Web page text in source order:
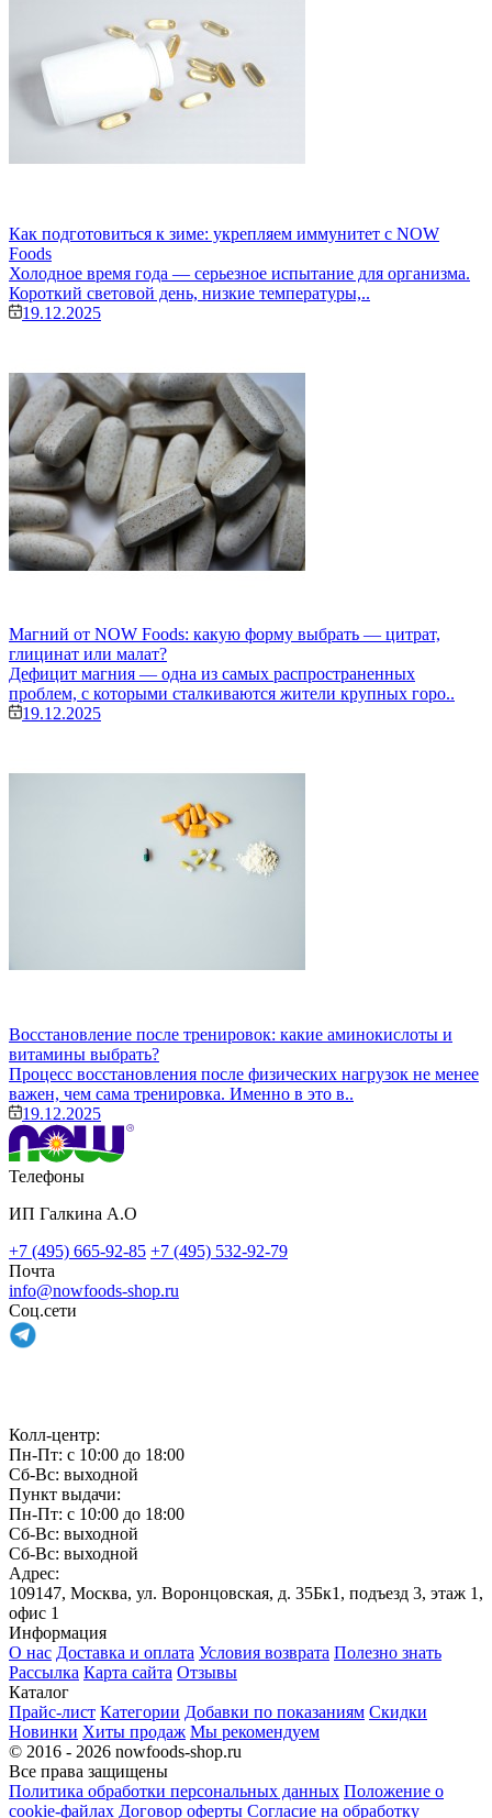
Как подготовиться к зиме: укрепляем иммунитет с NOW
Foods
Холодное время года — серьезное испытание для организма.
Короткий световой день, низкие температуры,..
19.12.2025
Магний от NOW Foods: какую форму выбрать — цитрат,
глицинат или малат?
Дефицит магния — одна из самых распространенных
проблем, с которыми сталкиваются жители крупных горо..
19.12.2025
Восстановление после тренировок: какие аминокислоты и
витамины выбрать?
Процесс восстановления после физических нагрузок не менее
важен, чем сама тренировка. Именно в это в..
19.12.2025
Телефоны
ИП Галкина А.О
+7 (495) 665-92-85 +7 (495) 532-92-79
Почта
info@nowfoods-shop.ru
Соц.сети
Колл-центр:
Пн-Пт: с 10:00 до 18:00
Сб-Вс: выходной
Пункт выдачи:
Пн-Пт: с 10:00 до 18:00
Сб-Вс: выходной
Сб-Вс: выходной
Адрес:
109147, Москва, ул. Воронцовская, д. 35Бк1, подъезд 3, этаж 1,
офис 1
Информация
О нас Доставка и оплата Условия возврата Полезно знать
Рассылка Карта сайта Отзывы
Каталог
Прайс-лист Категории Добавки по показаниям Скидки
Новинки Хиты продаж Мы рекомендуем
© 2016 - 2026 nowfoods-shop.ru
Все права защищены
Политика обработки персональных данных Положение о
cookie-файлах Договор оферты Согласие на обработку